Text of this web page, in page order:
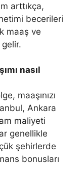
arttıkça,
becerileri
maaş ve
gelir.
nasıl
maaşınızı
Ankara
maliyeti
genellikle
şehirlerde
bonusları